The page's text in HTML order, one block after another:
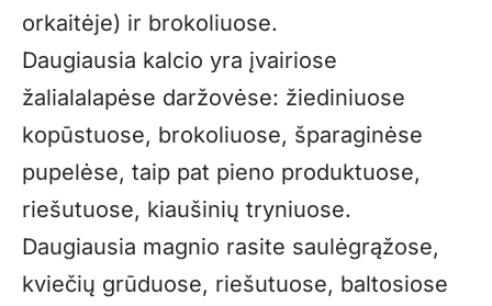
orkaitėje) ir brokoliuose.
Daugiausia kalcio yra įvairiose
žalialalapėse daržovėse: žiediniuose
kopūstuose, brokoliuose, šparaginėse
pupelėse, taip pat pieno produktuose,
riešutuose, kiaušinių tryniuose.
Daugiausia magnio rasite saulėgrąžose,
kviečių grūduose, riešutuose, baltosiose